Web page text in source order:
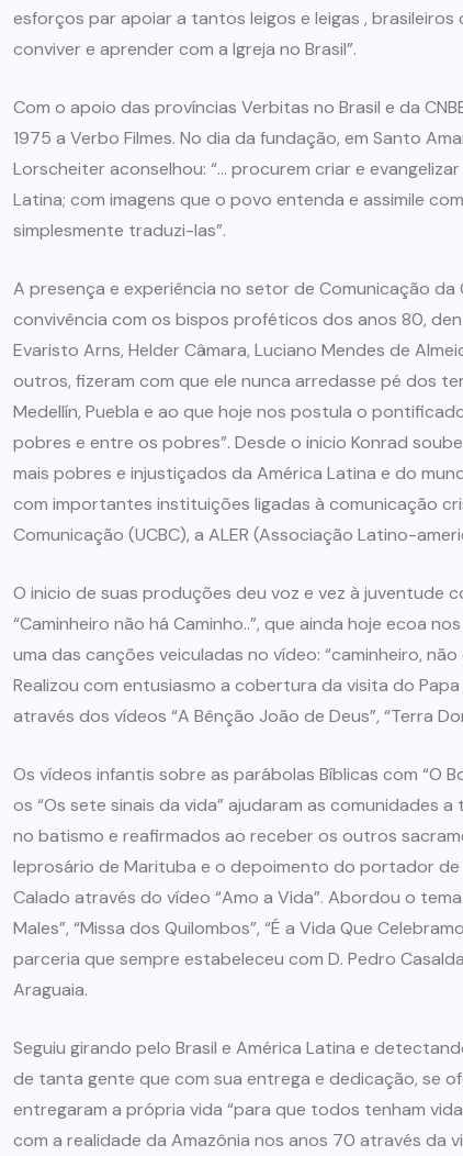
esforços par apoiar a tantos leigos e leigas , brasileiros
conviver e aprender com a Igreja no Brasil”.
Com o apoio das províncias Verbitas no Brasil e da
1975 a Verbo Filmes. No dia da fundação, em Santo
Lorscheiter aconselhou: “… procurem criar e
Latina; com imagens que o povo entenda e assimile
simplesmente traduzi-las”.
A presença e experiência no setor de Comunicação da
convivência com os bispos proféticos dos anos 80,
Evaristo Arns, Helder Câmara, Luciano Mendes de
outros, fizeram com que ele nunca arredasse pé dos
Medellín, Puebla e ao que hoje nos postula o
pobres e entre os pobres”. Desde o inicio Konrad
mais pobres e injustiçados da América Latina e do
com importantes instituições ligadas à comunicação
Comunicação (UCBC), a ALER (Associação Latino-
O inicio de suas produções deu voz e vez à juventude
“Caminheiro não há Caminho..”, que ainda hoje ecoa
uma das canções veiculadas no vídeo: “caminheiro,
Realizou com entusiasmo a cobertura da visita do
através dos vídeos “A Bênção João de Deus”, “Terra
Os vídeos infantis sobre as parábolas Bíblicas com “O
os “Os sete sinais da vida” ajudaram as comunidades
no batismo e reafirmados ao receber os outros
leprosário de Marituba e o depoimento do portador
Calado através do vídeo “Amo a Vida”. Abordou o
Males”, “Missa dos Quilombos”, “É a Vida Que
parceria que sempre estabeleceu com D. Pedro
Araguaia.
Seguiu girando pelo Brasil e América Latina e
de tanta gente que com sua entrega e dedicação, se
entregaram a própria vida “para que todos tenham
com a realidade da Amazônia nos anos 70 através da